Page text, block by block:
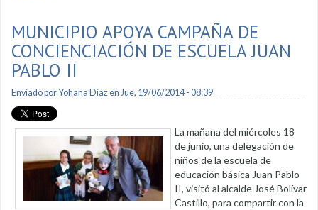
MUNICIPIO APOYA CAMPAÑA DE
CONCIENCIACIÓN DE ESCUELA JUAN
PABLO II
Enviado porYohana Diazen Jue, 19/06/2014 - 08:39
La mañana del miércoles 18
de junio, una delegación de
niños de la escuela de
educación básica Juan Pablo
II, visitó al alcalde José Bolívar
Castillo, para compartir con la